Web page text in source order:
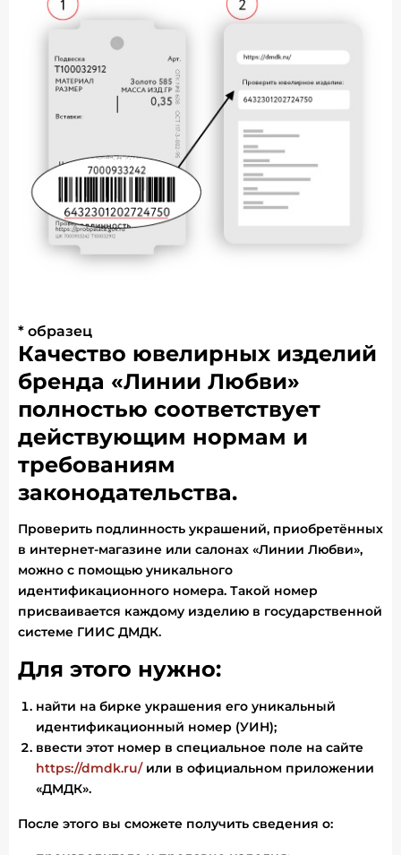
* образец
Качество ювелирных изделий
бренда «Линии Любви»
полностью соответствует
действующим нормам и
требованиям
законодательства.
Проверить подлинность украшений, приобретённых
в интернет-магазине или салонах «Линии Любви»,
можно с помощью уникального
идентификационного номера. Такой номер
присваивается каждому изделию в государственной
системе ГИИС ДМДК.
Для этого нужно:
найти на бирке украшения его уникальный
идентификационный номер (УИН);
ввести этот номер в специальное поле на сайте
https://dmdk.ru/или в официальном приложении
«ДМДК».
После этого вы сможете получить сведения о: